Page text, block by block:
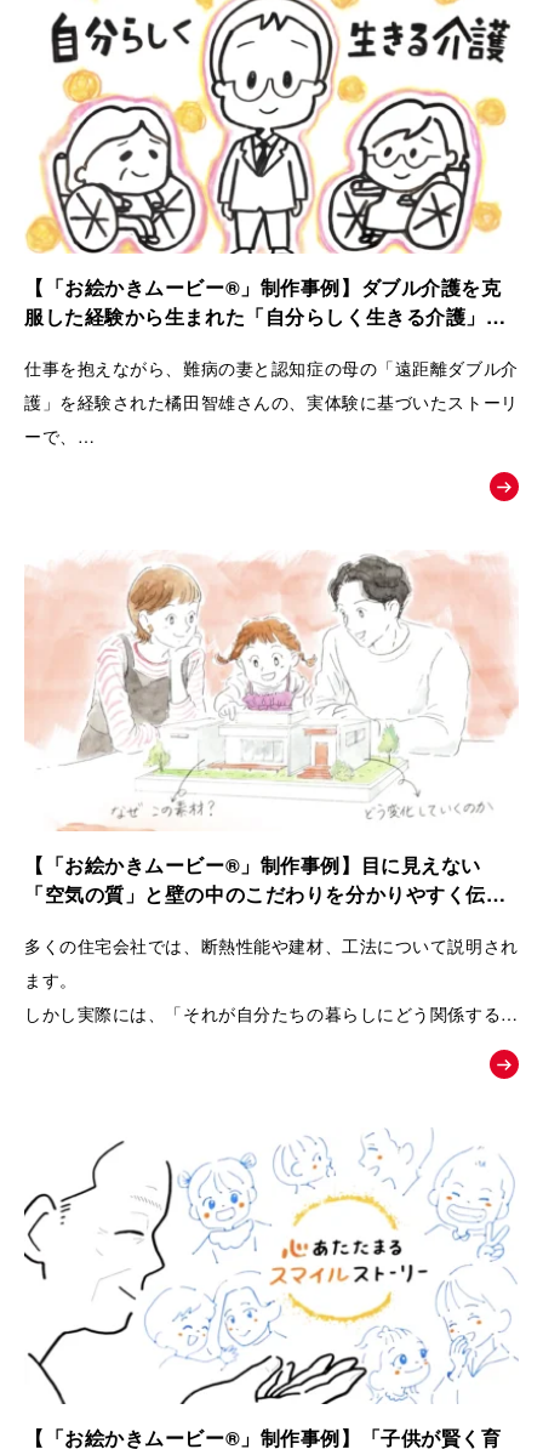
【「お絵かきムービー®」制作事例】ダブル介護を克
服した経験から生まれた「自分らしく生きる介護」ス
仕事を抱えながら、難病の妻と認知症の母の「遠距離ダブル介
護」を経験された橘田智雄さんの、実体験に基づいたストーリ
ーで、
働き盛りでの介護離職防止や、ケアラーのメンタルヘルスとい
う現代の重要な社会課題にスポットを当てた、啓発・相談窓口
【「お絵かきムービー®」制作事例】目に見えない
「空気の質」と壁の中のこだわりを分かりやすく伝え
多くの住宅会社では、断熱性能や建材、工法について説明され
ます。
しかし実際には、「それが自分たちの暮らしにどう関係するの
か」が伝わりにくく、お客様の記憶に残りにくいという課題が
そこで本作品では、「子どもの湿疹」「夫のアレルギー」とい
う、多くの子育て世代が共感しやすい悩みを入口に設定しまし
た。
そして、家づくりを通して健康や暮らしが変化していく過程を
追体験していただくことで、
「空気の質」「見えない部分の素材」「長く快適に暮らせる家
づくり」の大切さを、感情とともに自然に理解していただける
構成になっています。
【「お絵かきムービー®」制作事例】「子供が賢く育